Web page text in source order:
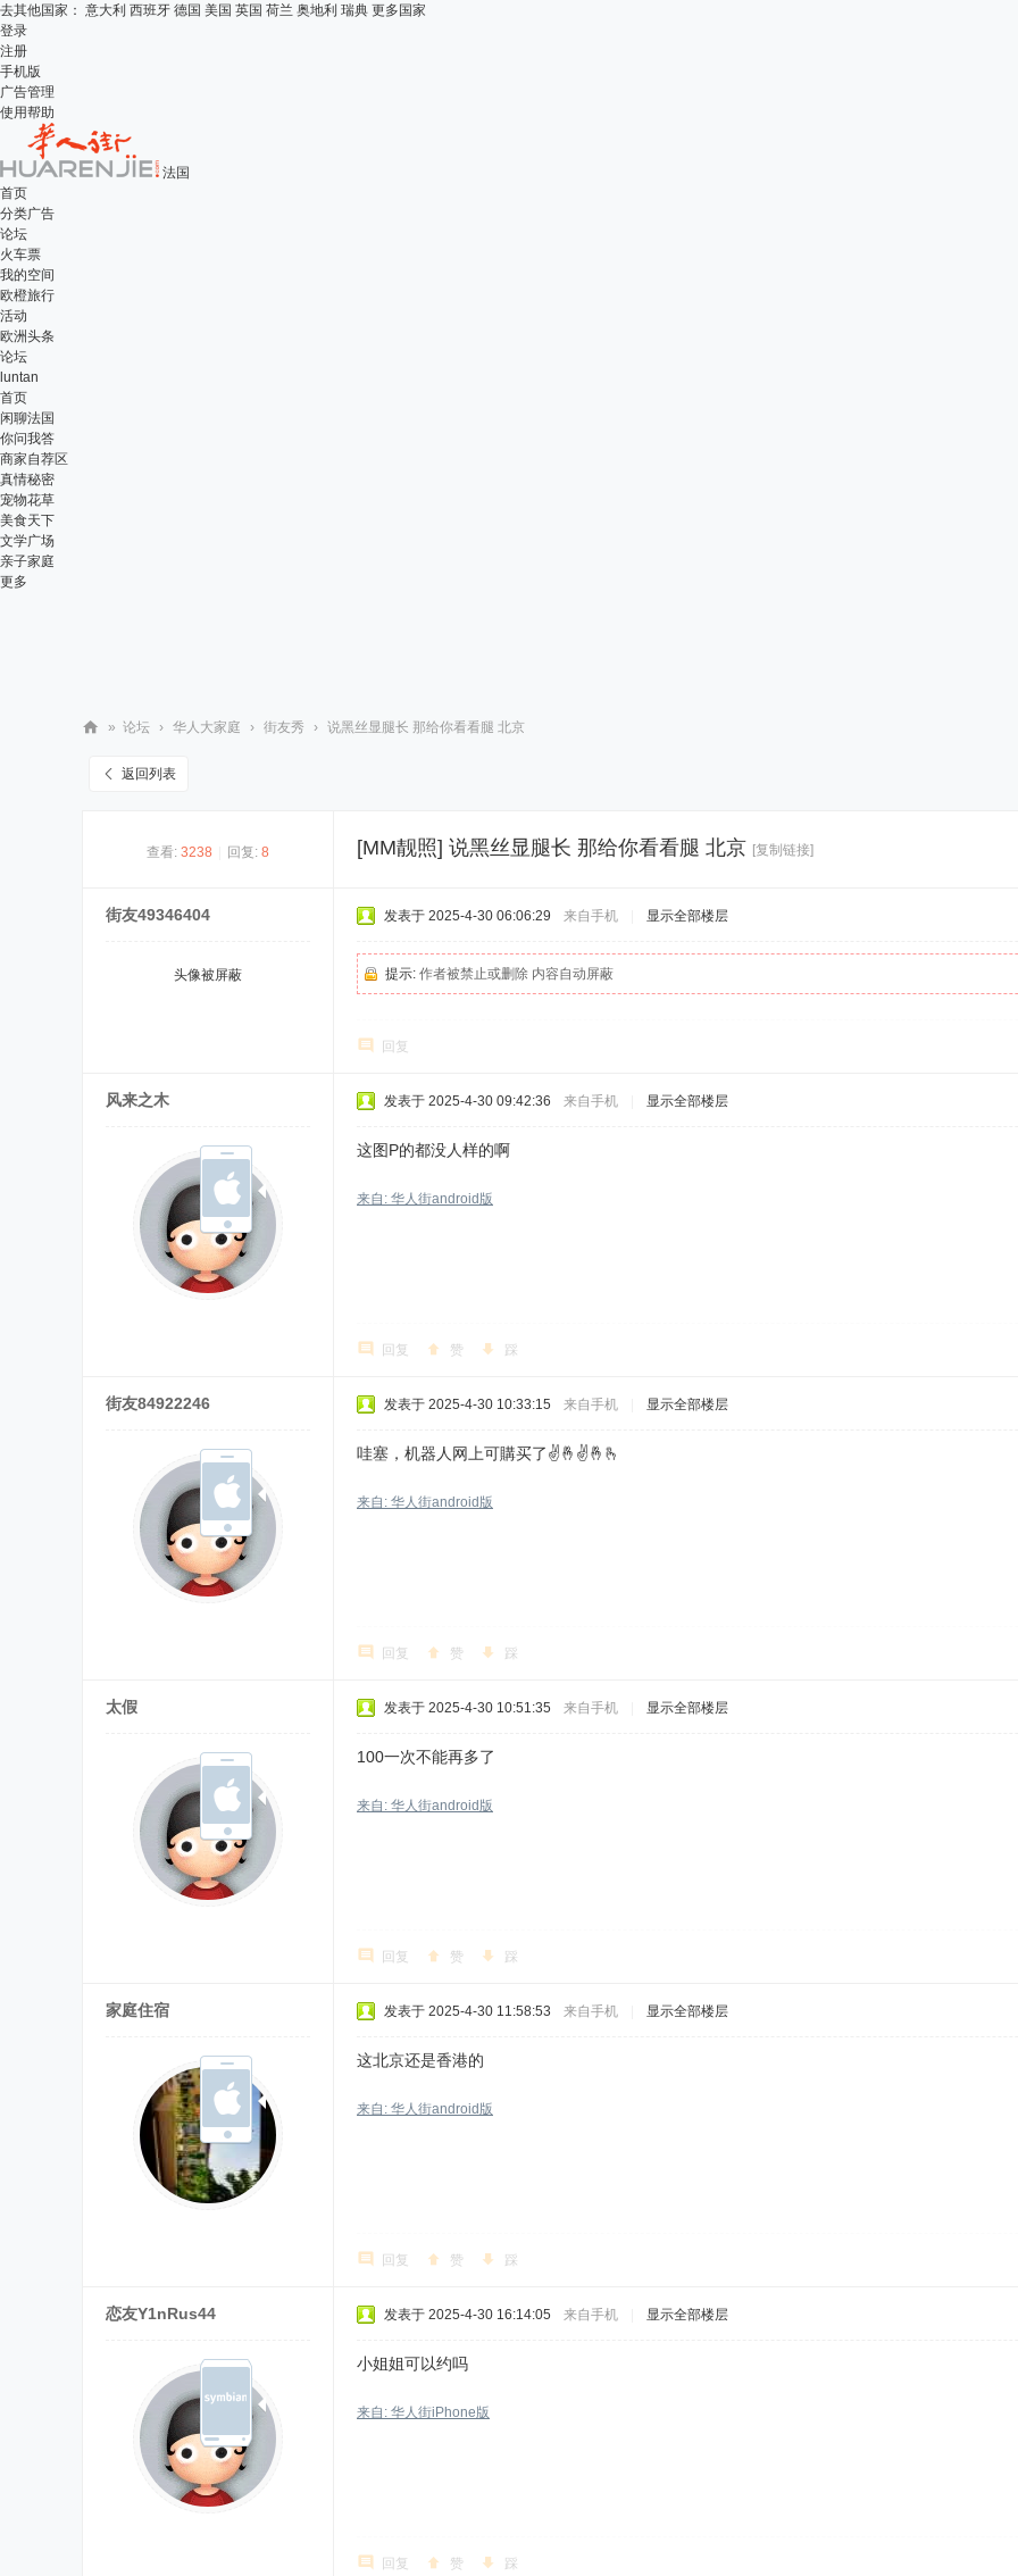
去其他国家： 意大利 西班牙 德国 美国 英国 荷兰 奥地利 瑞典 更多国家
登录
注册
手机版
广告管理
使用帮助
法国
首页
分类广告
论坛
火车票
我的空间
欧橙旅行
活动
欧洲头条
论坛
luntan
首页
闲聊法国
你问我答
商家自荐区
真情秘密
宠物花草
美食天下
文学广场
亲子家庭
更多
» 论坛 › 华人大家庭 › 街友秀 › 说黑丝显腿长 那给你看看腿 北京
返回列表
查看: 3238 回复: 8 [MM靓照] 说黑丝显腿长 那给你看看腿 北京 [复制链接]
街友49346404
头像被屏蔽
发表于 2025-4-30 06:06:29 来自手机 显示全部楼层
提示: 作者被禁止或删除 内容自动屏蔽
回复
风来之木 发表于 2025-4-30 09:42:36 来自手机 显示全部楼层
这图P的都没人样的啊
来自: 华人街android版
回复 赞 踩
街友84922246 发表于 2025-4-30 10:33:15 来自手机 显示全部楼层
哇塞，机器人网上可購买了✌️🤞✌️🤞🫰
来自: 华人街android版
回复 赞 踩
太假 发表于 2025-4-30 10:51:35 来自手机 显示全部楼层
100一次不能再多了
来自: 华人街android版
回复 赞 踩
家庭住宿 发表于 2025-4-30 11:58:53 来自手机 显示全部楼层
这北京还是香港的
来自: 华人街android版
回复 赞 踩
恋友Y1nRus44 发表于 2025-4-30 16:14:05 来自手机 显示全部楼层
小姐姐可以约吗
来自: 华人街iPhone版
回复 赞 踩